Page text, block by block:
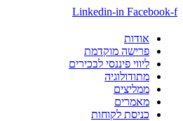
אלמנטור
נחיתה
0423
תכנון
פרישה
לפנסיה
Linkedin-in Facebook-f
אודות
פרישה מוקדמת
ליווי פיננסי לבכירים
מתודולוגיה
ממליצים
מאמרים
כניסת לקוחות